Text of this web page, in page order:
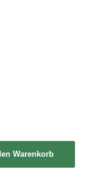
Warenkorb